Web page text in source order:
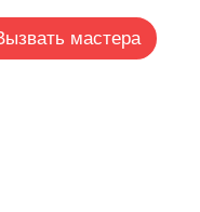
мастера